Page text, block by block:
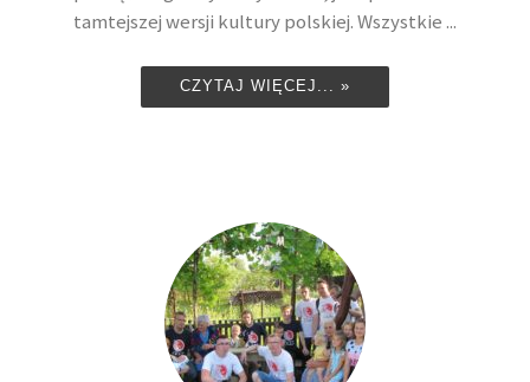
tamtejszej wersji kultury polskiej. Wszystkie ...
CZYTAJ WIĘCEJ... »